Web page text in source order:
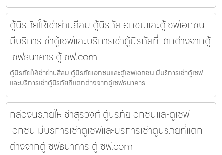
ตู้นิรภัยให้เช่าย่านสีลม ตู้นิรภัยเอกชนและตู้เซฟเอกชน
มีบริการเช่าตู้เซฟและบริการเช่าตู้นิรภัยที่แตกต่างจากตู้
เซฟธนาคาร ตู้เซฟ.com
ตู้นิรภัยให้เช่าย่านสีลม ตู้นิรภัยเอกชนและตู้เซฟเอกชน มีบริการเช่าตู้เซฟ
และบริการเช่าตู้นิรภัยที่แตกต่างจากตู้เซฟธนาคาร
กล่องนิรภัยให้เช่าสุรวงศ์ ตู้นิรภัยเอกชนและตู้เซฟ
เอกชน มีบริการเช่าตู้เซฟและบริการเช่าตู้นิรภัยที่แตก
ต่างจากตู้เซฟธนาคาร ตู้เซฟ.com